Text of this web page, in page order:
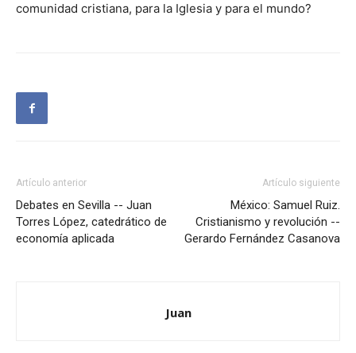
comunidad cristiana, para la Iglesia y para el mundo?
Artículo anterior
Debates en Sevilla -- Juan
Torres López, catedrático de
economía aplicada
Artículo siguiente
México: Samuel Ruiz.
Cristianismo y revolución --
Gerardo Fernández Casanova
Juan